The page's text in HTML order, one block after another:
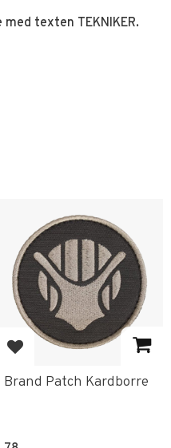
texten TEKNIKER.
Lägg till i favoriter
Brand Patch Kardborre